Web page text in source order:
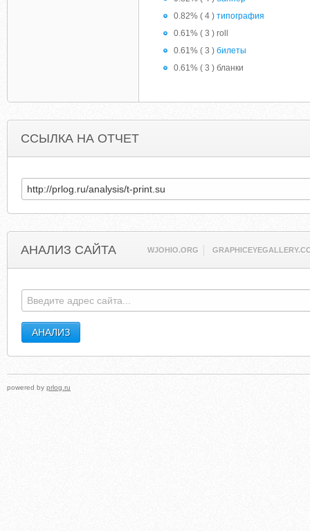
0.82% ( 4 ) типография
0.61% ( 3 ) roll
0.61% ( 3 ) билеты
0.61% ( 3 ) бланки
ССЫЛКА НА ОТЧЕТ
АНАЛИЗ САЙТА WJOHIO.ORG
powered by prlog.ru